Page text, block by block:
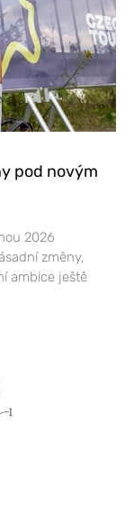
pod novým
2026
změny,
ambice ještě